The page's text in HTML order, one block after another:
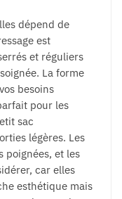
dépend de
est
et réguliers
La forme
besoins
pour les
sac
légères. Les
poignées, et les
car elles
esthétique mais